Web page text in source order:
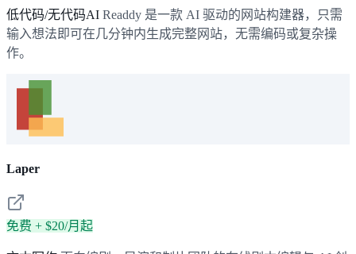
低代码/无代码AI Readdy 是一款 AI 驱动的网站构建器，只需
输入想法即可在几分钟内生成完整网站，无需编码或复杂操
作。
Laper
免费 + $20/月起